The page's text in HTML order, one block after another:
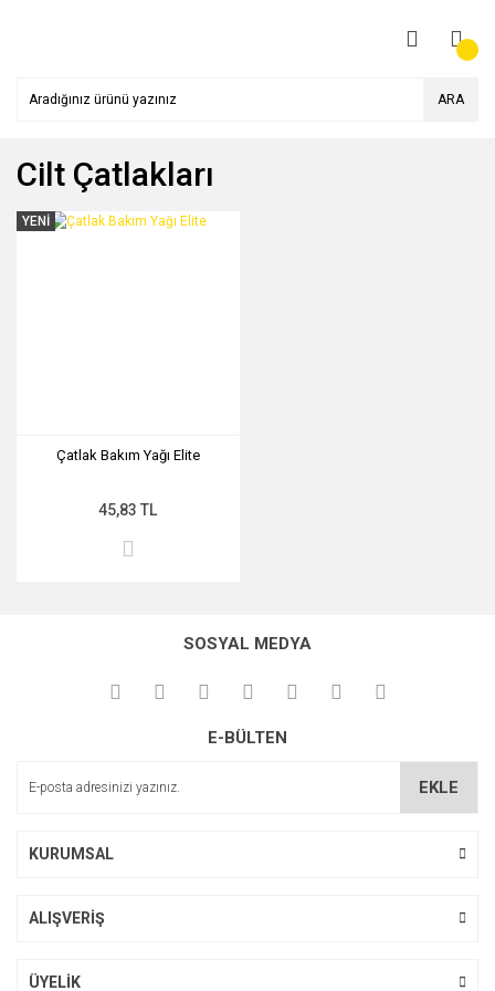
ARA
Cilt Çatlakları
YENİ
Çatlak Bakım Yağı Elite
45,83 TL
SOSYAL MEDYA
E-BÜLTEN
EKLE
KURUMSAL
ALIŞVERİŞ
ÜYELİK